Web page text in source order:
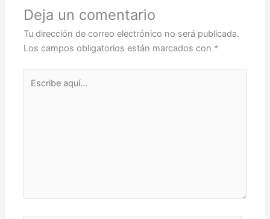
Deja un comentario
Tu dirección de correo electrónico no será publicada.
Los campos obligatorios están marcados con *
aquí...